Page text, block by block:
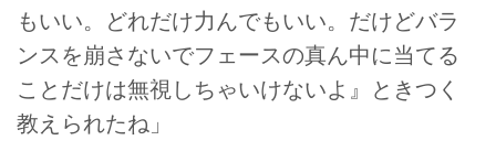
もいい。どれだけ力んでもいい。だけどバラ
ンスを崩さないでフェースの真ん中に当てる
ことだけは無視しちゃいけないよ』ときつく
教えられたね」